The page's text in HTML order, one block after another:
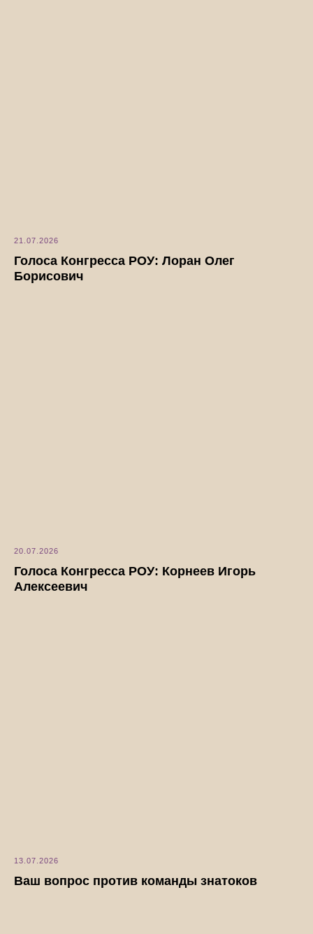
21.07.2026
Голоса Конгресса РОУ: Лоран Олег
Борисович
20.07.2026
Голоса Конгресса РОУ: Корнеев Игорь
Алексеевич
13.07.2026
Ваш вопрос против команды знатоков